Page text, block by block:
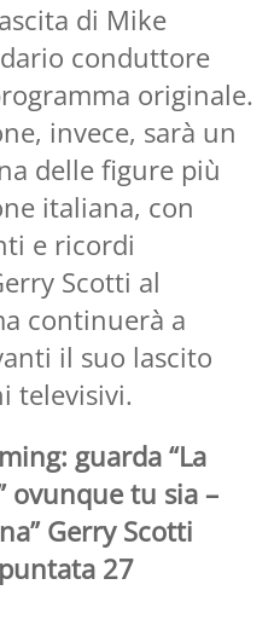
di Mike
conduttore
originale.
invece, sarà un
delle figure più
italiana, con
e ricordi
Scotti al
continuerà a
il suo lascito
televisivi.
guarda “La
ovunque tu sia –
Gerry Scotti
27